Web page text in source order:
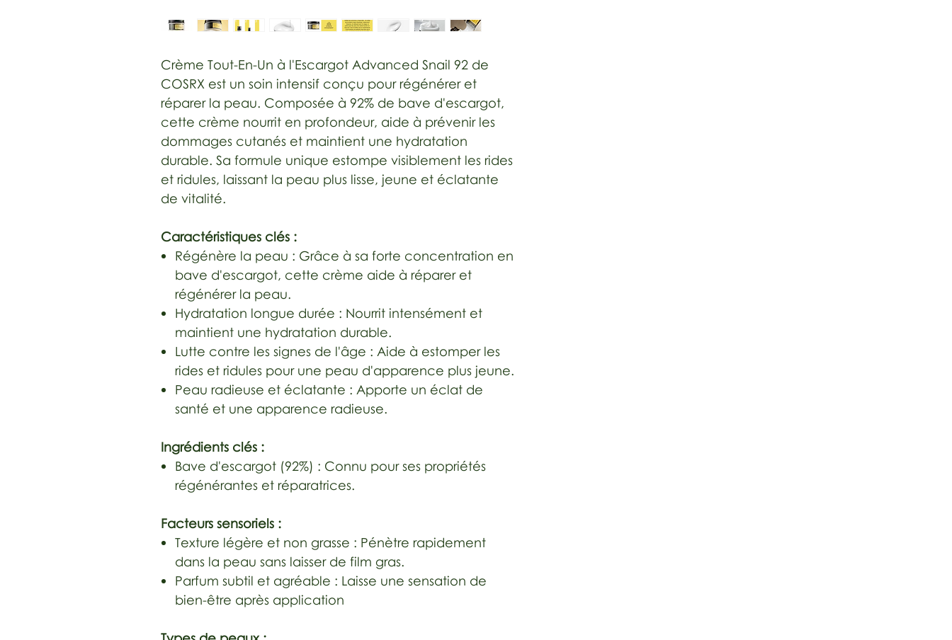
Crème Tout-En-Un à l'Escargot Advanced Snail 92 de
COSRX est un soin intensif conçu pour régénérer et
réparer la peau. Composée à 92% de bave d'escargot,
cette crème nourrit en profondeur, aide à prévenir les
dommages cutanés et maintient une hydratation
durable. Sa formule unique estompe visiblement les rides
et ridules, laissant la peau plus lisse, jeune et éclatante
de vitalité.
Caractéristiques clés :
Régénère la peau : Grâce à sa forte concentration en
bave d'escargot, cette crème aide à réparer et
régénérer la peau.
Hydratation longue durée : Nourrit intensément et
maintient une hydratation durable.
Lutte contre les signes de l'âge : Aide à estomper les
rides et ridules pour une peau d'apparence plus jeune.
Peau radieuse et éclatante : Apporte un éclat de
santé et une apparence radieuse.
Ingrédients clés :
Bave d'escargot (92%) : Connu pour ses propriétés
régénérantes et réparatrices.
Facteurs sensoriels :
Texture légère et non grasse : Pénètre rapidement
dans la peau sans laisser de film gras.
Parfum subtil et agréable : Laisse une sensation de
bien-être après application